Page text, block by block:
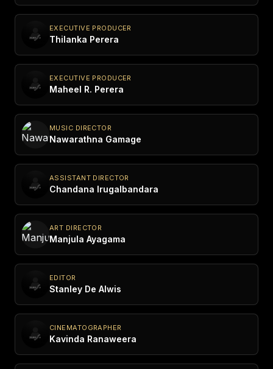
EXECUTIVE PRODUCER
Thilanka Perera
EXECUTIVE PRODUCER
Maheel R. Perera
MUSIC DIRECTOR
Nawarathna Gamage
ASSISTANT DIRECTOR
Chandana Irugalbandara
ART DIRECTOR
Manjula Ayagama
EDITOR
Stanley De Alwis
CINEMATOGRAPHER
Kavinda Ranaweera